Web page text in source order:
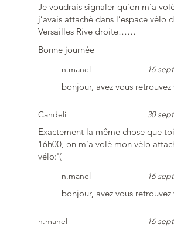
Je voudrais signaler qu’on m’a
j’avais attaché dans l’espace vélo
Versailles Rive droite……
Bonne journée
n.manel 16
bonjour, avez vous
Candeli 30
Exactement la même chose que
16h00, on m’a volé mon vélo
vélo:'(
n.manel 16
bonjour, avez vous
n.manel 16